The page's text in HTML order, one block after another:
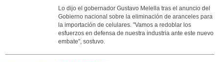
Lo dijo el gobernador Gustavo Melella tras el anuncio del
Gobierno nacional sobre la eliminación de aranceles para
la importación de celulares. "Vamos a redoblar los
esfuerzos en defensa de nuestra industria ante este nuevo
embate", sostuvo.